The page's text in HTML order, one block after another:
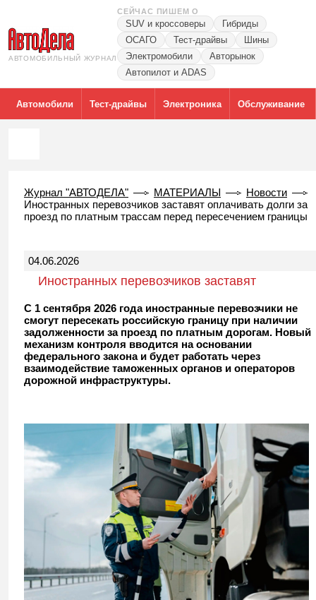
АВТОМОБИЛЬНЫЙ ЖУРНАЛ
СЕЙЧАС ПИШЕМ О
SUV и кроссоверы
Гибриды
ОСАГО
Тест-драйвы
Шины
Электромобили
Авторынок
Автопилот и ADAS
Автомобили Тест-драйвы Электроника Обслуживание
Журнал "АВТОДЕЛА" МАТЕРИАЛЫ
Новости
Иностранных перевозчиков заставят оплачивать долги за
проезд по платным трассам перед пересечением границы
04.06.2026
Иностранных перевозчиков заставят
оплачивать долги за проезд по платным
трассам перед пересечением границы
С 1 сентября 2026 года иностранные перевозчики не
смогут пересекать российскую границу при наличии
задолженности за проезд по платным дорогам. Новый
механизм контроля вводится на основании
федерального закона и будет работать через
взаимодействие таможенных органов и операторов
дорожной инфраструктуры.